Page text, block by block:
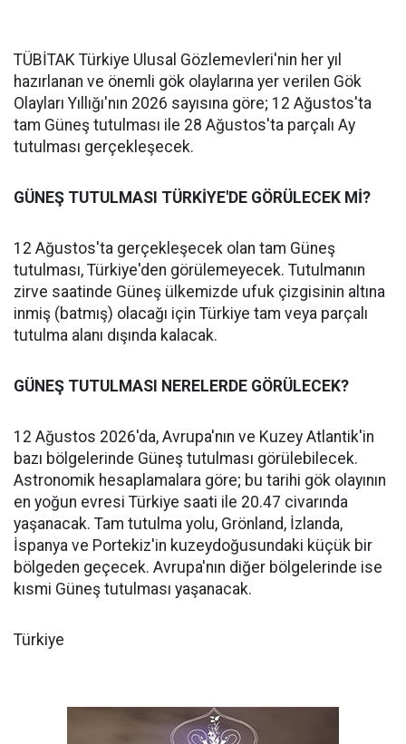
TÜBİTAK Türkiye Ulusal Gözlemevleri'nin her yıl
hazırlanan ve önemli gök olaylarına yer verilen Gök
Olayları Yıllığı'nın 2026 sayısına göre; 12 Ağustos'ta
tam Güneş tutulması ile 28 Ağustos'ta parçalı Ay
tutulması gerçekleşecek.
GÜNEŞ TUTULMASI TÜRKİYE'DE GÖRÜLECEK Mİ?
12 Ağustos'ta gerçekleşecek olan tam Güneş
tutulması, Türkiye'den görülemeyecek. Tutulmanın
zirve saatinde Güneş ülkemizde ufuk çizgisinin altına
inmiş (batmış) olacağı için Türkiye tam veya parçalı
tutulma alanı dışında kalacak.
GÜNEŞ TUTULMASI NERELERDE GÖRÜLECEK?
12 Ağustos 2026'da, Avrupa'nın ve Kuzey Atlantik'in
bazı bölgelerinde Güneş tutulması görülebilecek.
Astronomik hesaplamalara göre; bu tarihi gök olayının
en yoğun evresi Türkiye saati ile 20.47 civarında
yaşanacak. Tam tutulma yolu, Grönland, İzlanda,
İspanya ve Portekiz'in kuzeydoğusundaki küçük bir
bölgeden geçecek. Avrupa'nın diğer bölgelerinde ise
kısmi Güneş tutulması yaşanacak.
Türkiye